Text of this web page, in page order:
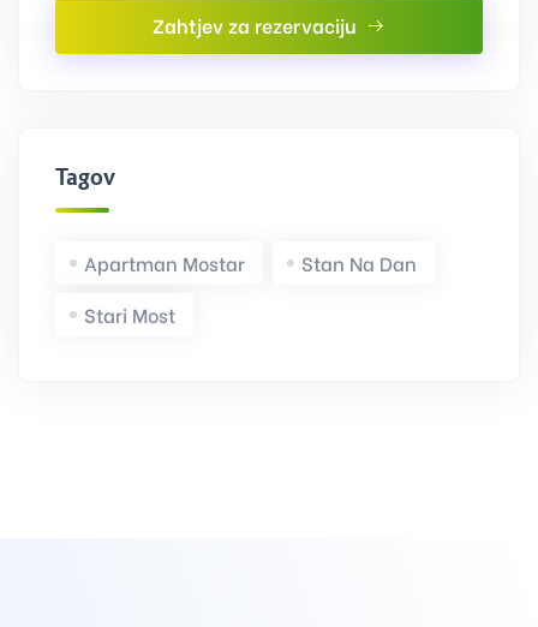
Zahtjev za rezervaciju
Tagovi
Apartman Mostar
Stan Na Dan
Stari Most